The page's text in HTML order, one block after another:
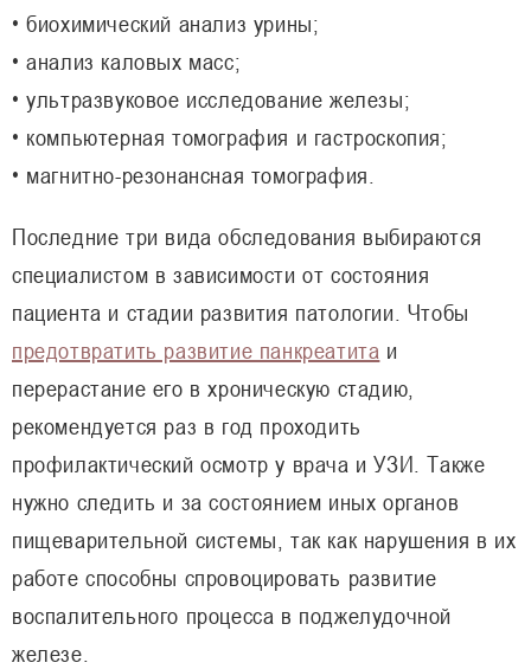
• биохимический анализ урины;
• анализ каловых масс;
• ультразвуковое исследование железы;
• компьютерная томография и гастроскопия;
• магнитно-резонансная томография.
Последние три вида обследования выбираются
специалистом в зависимости от состояния
пациента и стадии развития патологии. Чтобы
предотвратить развитие панкреатита и
перерастание его в хроническую стадию,
рекомендуется раз в год проходить
профилактический осмотр у врача и УЗИ. Также
нужно следить и за состоянием иных органов
пищеварительной системы, так как нарушения в их
работе способны спровоцировать развитие
воспалительного процесса в поджелудочной
железе.